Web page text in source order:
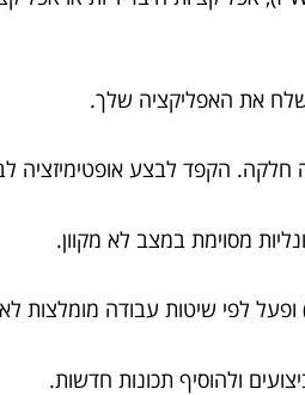
את האפליקציה שלך.
חלקה. הקפד לבצע אופטימיזציה
מסוימת במצב לא מקוון.
ולהוסיף תכונות חדשות.